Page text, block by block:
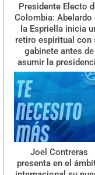
Presidente Electo
Colombia: Abelardo
la Espriella inicia
retiro espiritual con
gabinete antes de
asumir la
Joel Contreras
presenta en el